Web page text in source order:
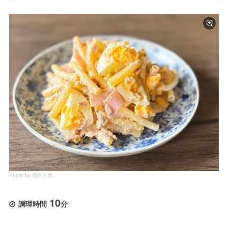
Photo by 稲吉永恵
調理時間 10分